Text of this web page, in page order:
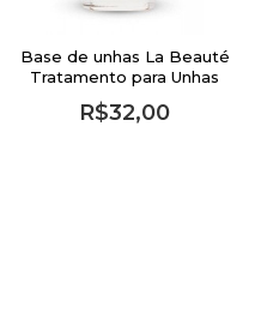
Base de unhas La Beauté
Tratamento para Unhas
Fracas - 15ml
R$32,00